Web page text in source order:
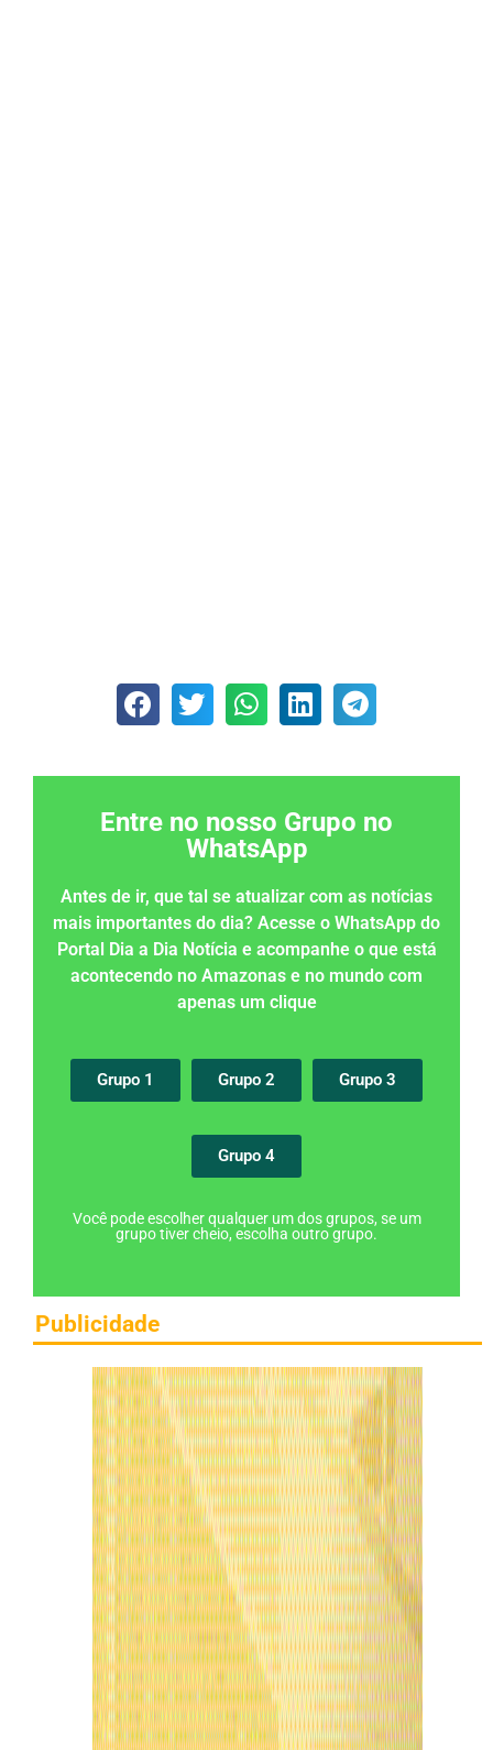
Entre no nosso Grupo no
WhatsApp
Antes de ir, que tal se atualizar com as notícias
mais importantes do dia? Acesse o WhatsApp do
Portal Dia a Dia Notícia e acompanhe o que está
acontecendo no Amazonas e no mundo com
apenas um clique
Grupo 1 Grupo 2 Grupo 3
Grupo 4
Você pode escolher qualquer um dos grupos, se um
grupo tiver cheio, escolha outro grupo.
Publicidade